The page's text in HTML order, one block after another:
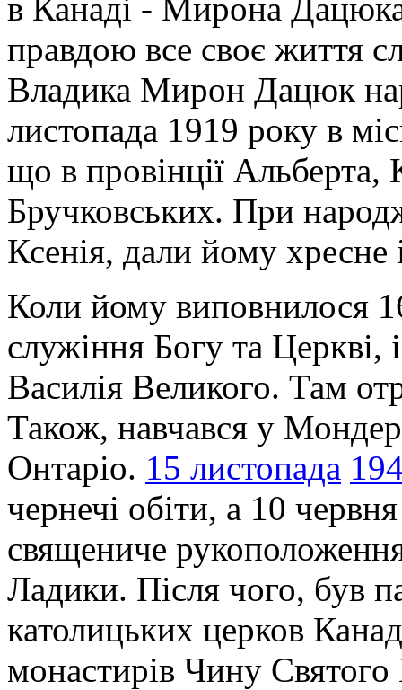
в Канаді - Мирона
правдою все своє життя
Владика Мирон Дацюк
листопада 1919 року в
що в провінції
Бручковських. При
Ксенія, дали йому
Коли йому виповнилося
служіння Богу та Церкві,
Василія Великого. Там
Також, навчався у
Онтаріо. 15 листопада
чернечі обіти, а 10
священиче
Ладики. Після чого, був
католицьких церков
монастирів Чину Святого